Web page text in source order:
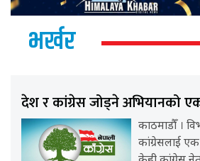
भर्खर
देश र कांग्रेस जोड्ने अभियानको
काठमाडौँ ।
कांग्रेसलाई